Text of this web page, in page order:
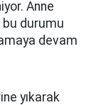
Anne
bu durumu
devam
yıkarak